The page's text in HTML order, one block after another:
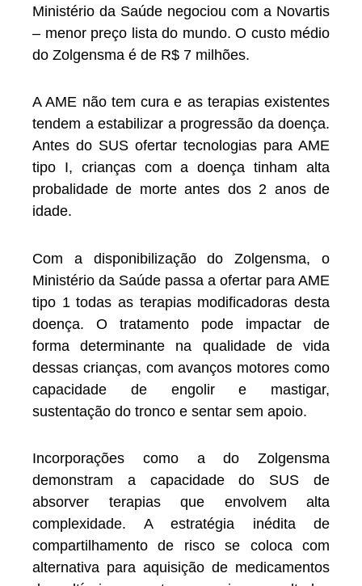
Ministério da Saúde negociou com a Novartis
– menor preço lista do mundo. O custo médio
do Zolgensma é de R$ 7 milhões.
A AME não tem cura e as terapias existentes
tendem a estabilizar a progressão da doença.
Antes do SUS ofertar tecnologias para AME
tipo I, crianças com a doença tinham alta
probalidade de morte antes dos 2 anos de
idade.
Com a disponibilização do Zolgensma, o
Ministério da Saúde passa a ofertar para AME
tipo 1 todas as terapias modificadoras desta
doença. O tratamento pode impactar de
forma determinante na qualidade de vida
dessas crianças, com avanços motores como
capacidade de engolir e mastigar,
sustentação do tronco e sentar sem apoio.
Incorporações como a do Zolgensma
demonstram a capacidade do SUS de
absorver terapias que envolvem alta
complexidade. A estratégia inédita de
compartilhamento de risco se coloca com
alternativa para aquisição de medicamentos